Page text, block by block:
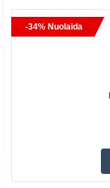
-34% Nuolaida